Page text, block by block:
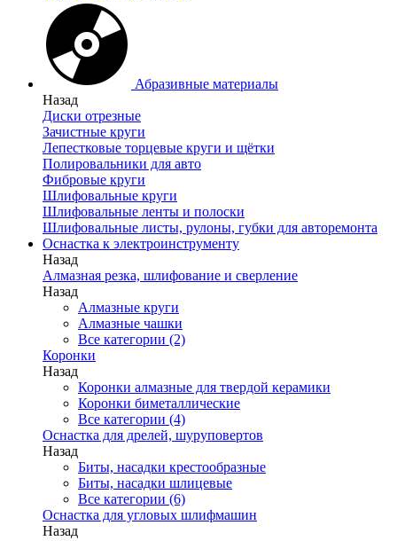
Абразивные материалы
Назад
Диски отрезные
Зачистные круги
Лепестковые торцевые круги и щётки
Полировальники для авто
Фибровые круги
Шлифовальные круги
Шлифовальные ленты и полоски
Шлифовальные листы, рулоны, губки для авторемонта
Оснастка к электроинструменту
Назад
Алмазная резка, шлифование и сверление
Назад
Алмазные круги
Алмазные чашки
Все категории (2)
Коронки
Назад
Коронки алмазные для твердой керамики
Коронки биметаллические
Все категории (4)
Оснастка для дрелей, шуруповертов
Назад
Биты, насадки крестообразные
Биты, насадки шлицевые
Все категории (6)
Оснастка для угловых шлифмашин
Назад